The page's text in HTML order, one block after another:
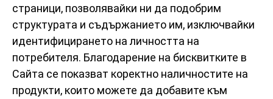
страници, позволявайки ни да подобрим
структурата и съдържанието им, изключвайки
идентифицирането на личността на
потребителя. Благодарение на бисквитките в
Сайта се показват коректно наличностите на
продукти, които можете да добавите към